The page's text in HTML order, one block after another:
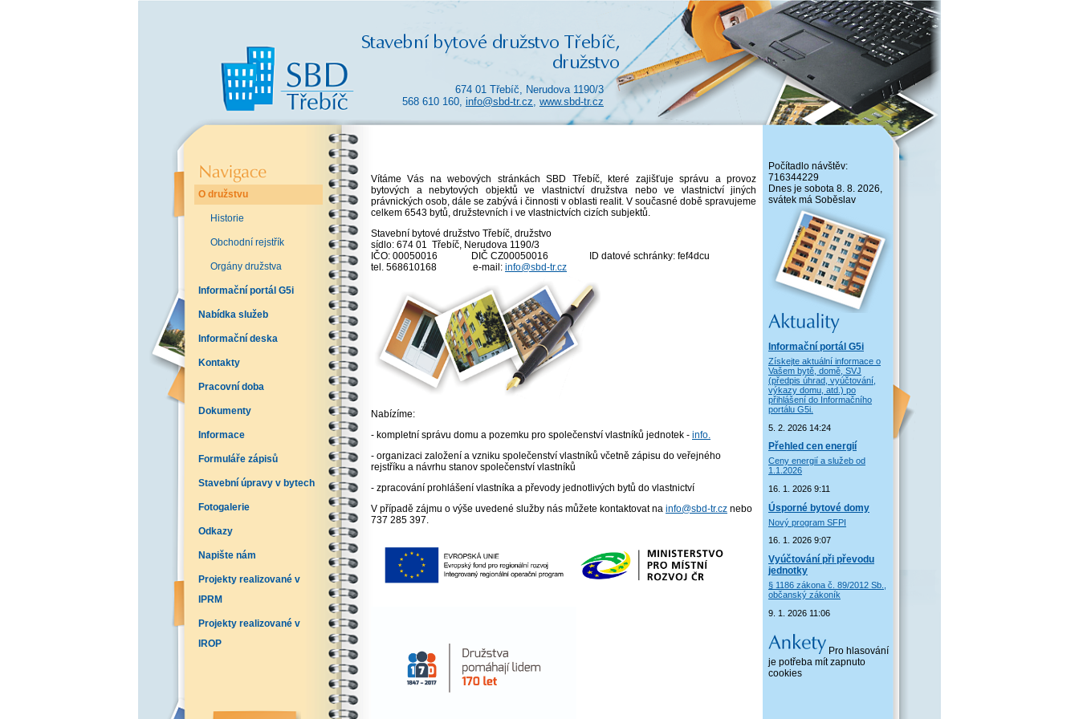
674 01 Třebíč, Nerudova 1190/3
568 610 160, info@sbd-tr.cz, www.sbd-tr.cz
O družstvu
Historie
Obchodní rejstřík
Orgány družstva
Informační portál G5i
Nabídka služeb
Informační deska
Kontakty
Pracovní doba
Dokumenty
Informace
Formuláře zápisů
Stavební úpravy v bytech
Fotogalerie
Odkazy
Napište nám
Projekty realizované v
IPRM
Projekty realizované v
IROP
Počítadlo návštěv:
716344229
Dnes je sobota 8. 8. 2026,
svátek má Soběslav
Informační portál G5i
Získejte aktuální informace o
Vašem bytě, domě, SVJ
(předpis úhrad, vyúčtování,
výkazy domu, atd.) po
přihlášení do Informačního
portálu G5i.
5. 2. 2026 14:24
Přehled cen energií
Ceny energií a služeb od
1.1.2026
16. 1. 2026 9:11
Úsporné bytové domy
Nový program SFPI
16. 1. 2026 9:07
Vyúčtování při převodu
jednotky
§ 1186 zákona č. 89/2012 Sb.,
občanský zákoník
9. 1. 2026 11:06
Pro hlasování
je potřeba mít zapnuto
cookies
Vítáme Vás na webových stránkách SBD Třebíč, které zajišťuje správu a provoz
bytových a nebytových objektů ve vlastnictví družstva nebo ve vlastnictví jiných
právnických osob, dále se zabývá i činnosti v oblasti realit. V současné době spravujeme
celkem 6543 bytů, družstevních i ve vlastnictvích cizích subjektů.
Stavební bytové družstvo Třebíč, družstvo
sídlo: 674 01 Třebíč, Nerudova 1190/3
IČO: 00050016 DIČ CZ00050016 ID datové schránky: fef4dcu
tel. 568610168 e-mail: info@sbd-tr.cz
Nabízíme:
- kompletní správu domu a pozemku pro společenství vlastníků jednotek - info.
- organizaci založení a vzniku společenství vlastníků včetně zápisu do veřejného
rejstříku a návrhu stanov společenství vlastníků
- zpracování prohlášení vlastníka a převody jednotlivých bytů do vlastnictví
V případě zájmu o výše uvedené služby nás můžete kontaktovat na info@sbd-tr.cz nebo
737 285 397.